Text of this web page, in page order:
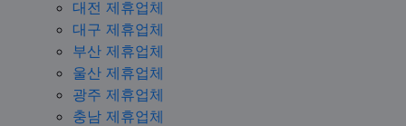
대전 제휴업체
대구 제휴업체
부산 제휴업체
울산 제휴업체
광주 제휴업체
충남 제휴업체